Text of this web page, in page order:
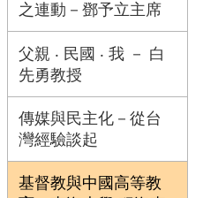
之連動－鄧予立主席
父親 ‧ 民國 ‧ 我 － 白
先勇教授
傳媒與民主化－從台
灣經驗談起
基督教與中國高等教